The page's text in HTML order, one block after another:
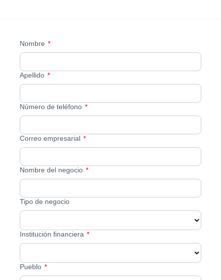
Nombre
Apellido
Número de teléfono
Correo empresarial
Nombre del negocio
Tipo de negocio
Institución financiera
Pueblo